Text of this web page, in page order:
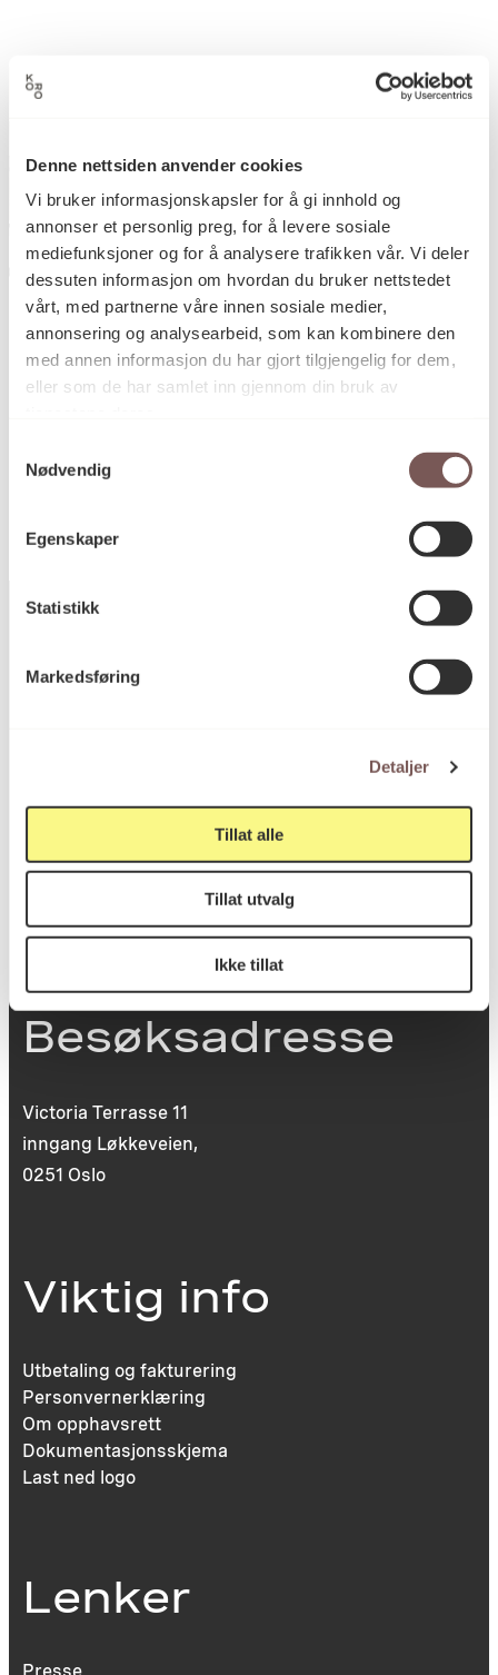
Denne nettsiden anvender cookies
Vi bruker informasjonskapsler for å gi innhold og
annonser et personlig preg, for å levere sosiale
mediefunksjoner og for å analysere trafikken vår. Vi deler
dessuten informasjon om hvordan du bruker nettstedet
vårt, med partnerne våre innen sosiale medier,
annonsering og analysearbeid, som kan kombinere den
med annen informasjon du har gjort tilgjengelig for dem,
eller som de har samlet inn gjennom din bruk av
Nødvendig
Egenskaper
Statistikk
Markedsføring
Detaljer
Tillat alle
Tillat utvalg
Ikke tillat
– I’ll
av Viktor
John
Contemporary
bring you
Lind. Fotograf:
Postadresse
St. Olavs plass
Besøksadresse
Victoria Terrasse 11
inngang Løkkeveien,
0251 Oslo
Viktig info
Utbetaling og fakturering
Personvernerklæring
Om opphavsrett
Dokumentasjonsskjema
Last ned logo
Lenker